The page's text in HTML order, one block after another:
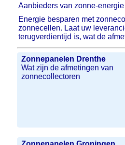
Aanbieders van zonne-
Energie besparen met
zonnecellen. Laat uw
terugverdientijd is, wat de
Zonnepanelen Drenthe
Wat zijn de afmetingen van
zonnecollectoren